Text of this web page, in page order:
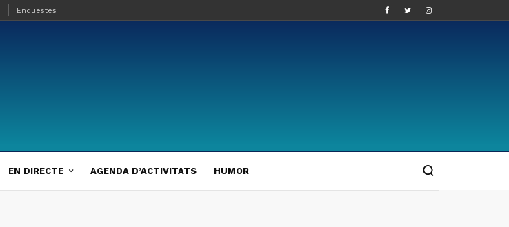
Enquestes
EN DIRECTE AGENDA D’ACTIVITATS HUMOR